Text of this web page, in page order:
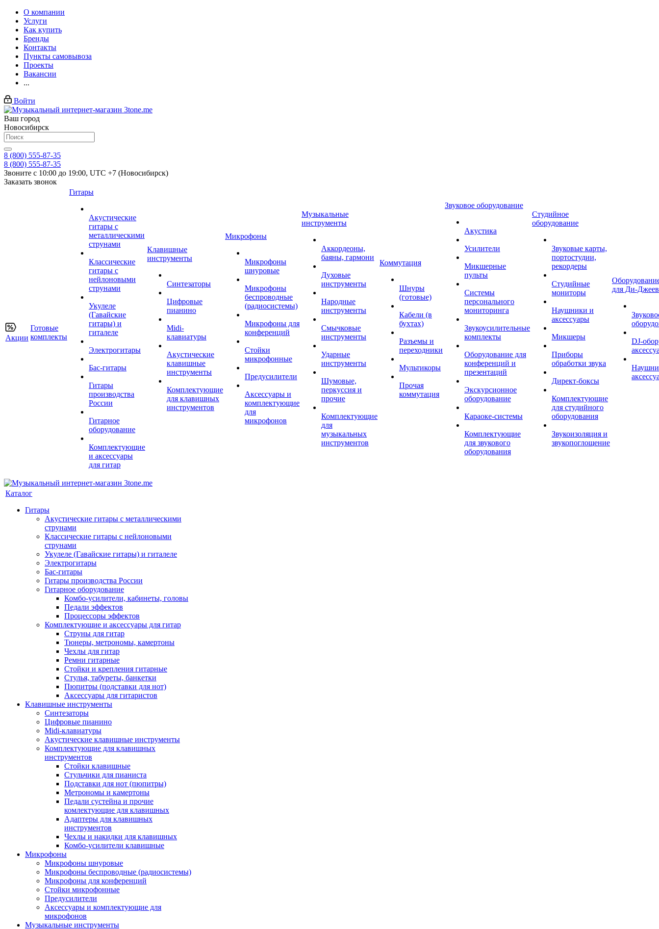
О компании
Услуги
Как купить
Бренды
Контакты
Пункты самовывоза
Проекты
Вакансии
...
Войти
Ваш город
Новосибирск
8 (800) 555-87-35
8 (800) 555-87-35
Звоните с 10:00 до 19:00, UTC +7 (Новосибирск)
Заказать звонок
Акции
Готовые
комплекты
Гитары
Акустические
гитары с
металлическими
струнами
Классические
гитары с
нейлоновыми
струнами
Укулеле
(Гавайские
гитары) и
гиталеле
Электрогитары
Бас-гитары
Гитары
производства
России
Гитарное
оборудование
Комплектующие
и аксессуары
для гитар
Клавишные
инструменты
Синтезаторы
Цифровые
пианино
Midi-
клавиатуры
Акустические
клавишные
инструменты
Комплектующие
для клавишных
инструментов
Микрофоны
Микрофоны
шнуровые
Микрофоны
беспроводные
(радиосистемы)
Микрофоны для
конференций
Стойки
микрофонные
Предусилители
Аксессуары и
комплектующие
для
микрофонов
Музыкальные
инструменты
Аккордеоны,
баяны, гармони
Духовые
инструменты
Народные
инструменты
Смычковые
инструменты
Ударные
инструменты
Шумовые,
перкуссия и
прочие
Комплектующие
для
музыкальных
инструментов
Коммутация
Шнуры
(готовые)
Кабели (в
бухтах)
Разъемы и
переходники
Мультикоры
Прочая
коммутация
Звуковое оборудование
Акустика
Усилители
Микшерные
пульты
Системы
персонального
мониторинга
Звукоусилительные
комплекты
Оборудование для
конференций и
презентаций
Экскурсионное
оборудование
Караоке-системы
Комплектующие
для звукового
оборудования
Студийное
оборудование
Звуковые карты,
портостудии,
рекордеры
Студийные
мониторы
Наушники и
аксессуары
Микшеры
Приборы
обработки звука
Директ-боксы
Комплектующие
для студийного
оборудования
Звукоизоляция и
звукопоглощение
для Ди-Джеев
DJ-
Каталог
Гитары
Акустические гитары с металлическими
струнами
Классические гитары с нейлоновыми
струнами
Укулеле (Гавайские гитары) и гиталеле
Электрогитары
Бас-гитары
Гитары производства России
Гитарное оборудование
Комбо-усилители, кабинеты, головы
Педали эффектов
Процессоры эффектов
Комплектующие и аксессуары для гитар
Струны для гитар
Тюнеры, метрономы, камертоны
Чехлы для гитар
Ремни гитарные
Стойки и крепления гитарные
Стулья, табуреты, банкетки
Пюпитры (подставки для нот)
Аксессуары для гитаристов
Клавишные инструменты
Синтезаторы
Цифровые пианино
Midi-клавиатуры
Акустические клавишные инструменты
Комплектующие для клавишных
инструментов
Стойки клавишные
Стульчики для пианиста
Подставки для нот (пюпитры)
Метрономы и камертоны
Педали сустейна и прочие
комлектующие для клавишных
Адаптеры для клавишных
инструментов
Чехлы и накидки для клавишных
Комбо-усилители клавишные
Микрофоны
Микрофоны шнуровые
Микрофоны беспроводные (радиосистемы)
Микрофоны для конференций
Стойки микрофонные
Предусилители
Аксессуары и комплектующие для
микрофонов
Музыкальные инструменты